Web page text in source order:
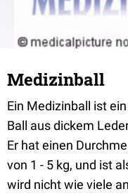
Medizinball
Ein Medizinball ist
Ball aus dickem
Er hat einen
von 1 - 5 kg, und ist
wird nicht wie viele